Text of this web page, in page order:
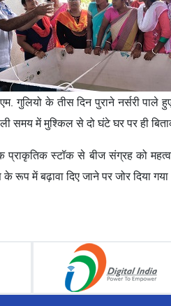
के तीस दिन पुराने नर्सरी पाले
में मुश्किल से दो घंटे घर पर ही
स्टॉक से बीज संग्रह को
रूप में बढ़ावा दिए जाने पर जोर दिया